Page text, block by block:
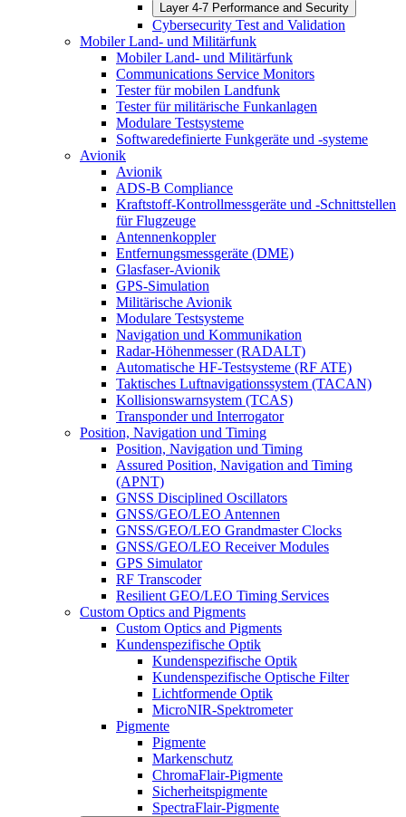
Layer 4-7 Performance and Security
Cybersecurity Test and Validation
Mobiler Land- und Militärfunk
Mobiler Land- und Militärfunk
Communications Service Monitors
Tester für mobilen Landfunk
Tester für militärische Funkanlagen
Modulare Testsysteme
Softwaredefinierte Funkgeräte und -systeme
Avionik
Avionik
ADS-B Compliance
Kraftstoff-Kontrollmessgeräte und -Schnittstellen
für Flugzeuge
Antennenkoppler
Entfernungsmessgeräte (DME)
Glasfaser-Avionik
GPS-Simulation
Militärische Avionik
Modulare Testsysteme
Navigation und Kommunikation
Radar-Höhenmesser (RADALT)
Automatische HF-Testsysteme (RF ATE)
Taktisches Luftnavigationssystem (TACAN)
Kollisionswarnsystem (TCAS)
Transponder und Interrogator
Position, Navigation und Timing
Position, Navigation und Timing
Assured Position, Navigation and Timing
(APNT)
GNSS Disciplined Oscillators
GNSS/GEO/LEO Antennen
GNSS/GEO/LEO Grandmaster Clocks
GNSS/GEO/LEO Receiver Modules
GPS Simulator
RF Transcoder
Resilient GEO/LEO Timing Services
Custom Optics and Pigments
Custom Optics and Pigments
Kundenspezifische Optik
Kundenspezifische Optik
Kundenspezifische Optische Filter
Lichtformende Optik
MicroNIR-Spektrometer
Pigmente
Pigmente
Markenschutz
ChromaFlair-Pigmente
Sicherheitspigmente
SpectraFlair-Pigmente